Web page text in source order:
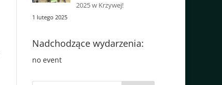
2025 w Krzywej!
1 lutego 2025
Nadchodzące wydarzenia:
no event